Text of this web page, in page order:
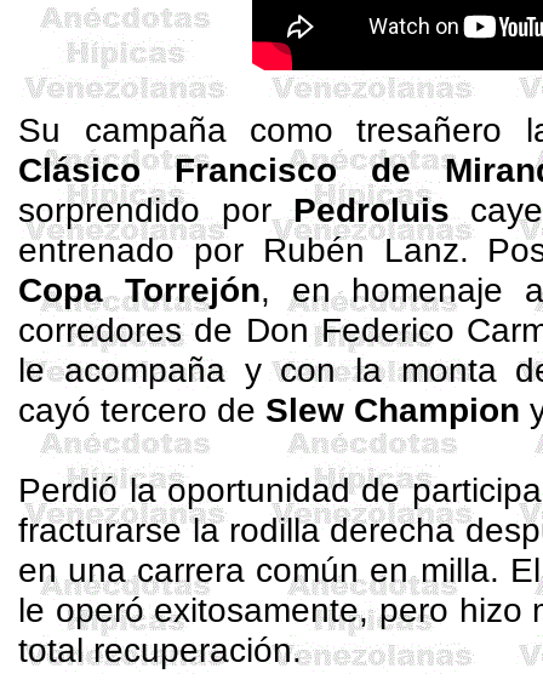
Su campaña comotresañero
Clásico Francisco de
sorprendidoporPedroluis
entrenado por RubénLanz.
Copa Torrejón, en homenaje
corredores de Don Federico
le acompaña y con la monta
cayó tercero de Slew Champion
Perdió la oportunidad de
fracturarse la rodilla derecha
en una carrera común en milla.
le operó exitosamente, pero hizo
total recuperación.